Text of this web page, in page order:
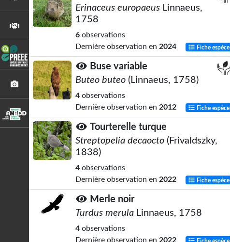
Erinaceus europaeus Linnaeus,
1758
6 observations
Dernière observation en 2024 Fiche espèce
Buse variable
Buteo buteo (Linnaeus, 1758)
4 observations
Dernière observation en 2012 Fiche espèce
Tourterelle turque
Streptopelia decaocto (Frivaldszky,
1838)
4 observations
Dernière observation en 2022 Fiche espèce
Merle noir
Turdus merula Linnaeus, 1758
4 observations
Dernière observation en 2022 Fiche espèce